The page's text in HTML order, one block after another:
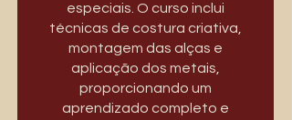
especiais. O curso inclui
técnicas de costura criativa,
montagem das alças e
aplicação dos metais,
proporcionando um
aprendizado completo e